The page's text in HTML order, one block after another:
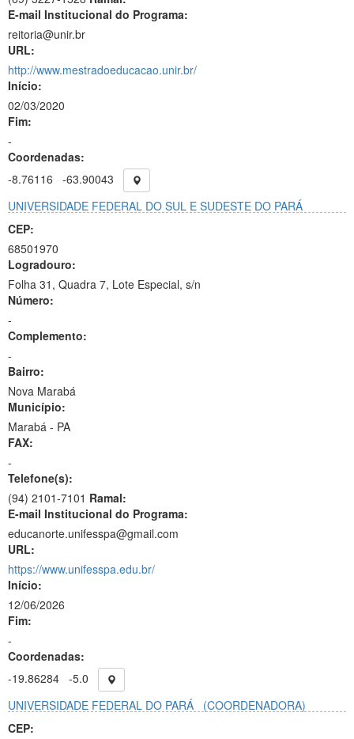
E-mail Institucional do Programa:
reitoria@unir.br
URL:
http://www.mestradoeducacao.unir.br/
Início:
02/03/2020
Fim:
-
Coordenadas:
-8.76116
-63.90043
UNIVERSIDADE FEDERAL DO SUL E SUDESTE DO PARÁ
CEP:
68501970
Logradouro:
Folha 31, Quadra 7, Lote Especial, s/n
Número:
-
Complemento:
-
Bairro:
Nova Marabá
Município:
Marabá - PA
FAX:
-
Telefone(s):
(94) 2101-7101 Ramal:
E-mail Institucional do Programa:
educanorte.unifesspa@gmail.com
URL:
https://www.unifesspa.edu.br/
Início:
12/06/2026
Fim:
-
Coordenadas:
-19.86284 -5.0
UNIVERSIDADE FEDERAL DO PARÁ
(COORDENADORA)
CEP: